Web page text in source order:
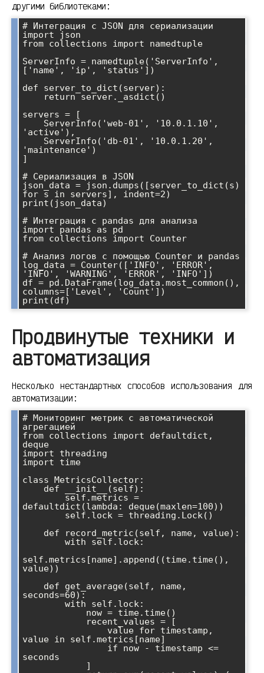
другими библиотеками:
# Интеграция с JSON для сериализации
import json
from collections import namedtuple
ServerInfo = namedtuple('ServerInfo',
['name', 'ip', 'status'])
def server_to_dict(server):
servers = [
'active'),
'maintenance')
]
# Сериализация в JSON
json_data = json.dumps([server_to_dict(s)
for s in servers], indent=2)
print(json_data)
# Интеграция с pandas для анализа
import pandas as pd
from collections import Counter
# Анализ логов с помощью Counter и pandas
log_data = Counter(['INFO', 'ERROR',
'INFO', 'WARNING', 'ERROR', 'INFO'])
df = pd.DataFrame(log_data.most_common(),
columns=['Level', 'Count'])
Продвинутые техники и
автоматизация
Несколько нестандартных способов использования для
автоматизации:
# Мониторинг метрик с автоматической
агрегацией
from collections import defaultdict,
deque
import threading
import time
class MetricsCollector:
defaultdict(lambda: deque(maxlen=100))
self.metrics[name].append((time.time(),
value))
seconds=60):
value in self.metrics[name]
seconds